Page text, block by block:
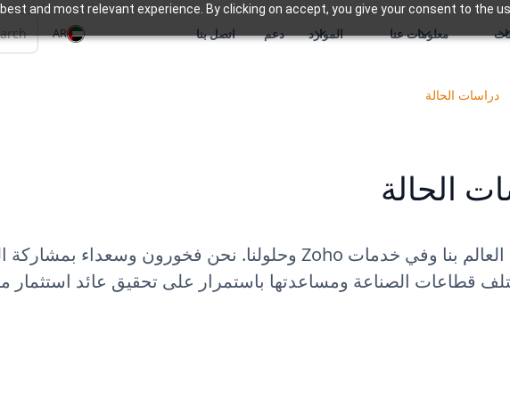
and most relevant experience. By clicking on accept, you give your consent to the
معلومات عنا الموارد دعم اتصل بنا AR
دراسات الحالة
الحالة
قطاعات الصناعة ومساعدتها باستمرار على تحقيق عائد استثمار